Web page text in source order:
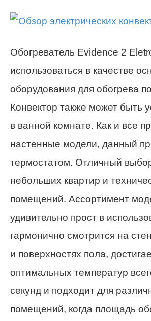
Обогреватель Evidence 2
использоваться в качестве
оборудования для обогрева
Конвектор также может быть
в ванной комнате. Как и все
настенные модели, данный
термостатом. Отличный
небольших квартир и
помещений. Ассортимент
удивительно прост в
гармонично смотрится на
и поверхностях пола,
оптимальных температур
секунд и подходит для
помещений, когда площадь